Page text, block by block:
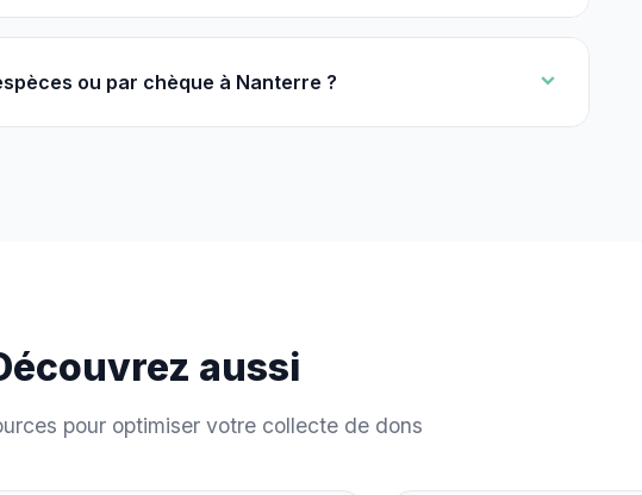
ou par chèque à Nanterre ?
aussi
pour optimiser votre collecte de dons